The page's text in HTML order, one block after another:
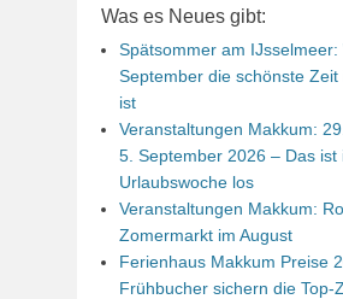
Was es Neues gibt:
Spätsommer am IJsselmeer:
September die schönste Zeit
ist
Veranstaltungen Makkum:
5. September 2026 – Das ist
Urlaubswoche los
Veranstaltungen Makkum:
Zomermarkt im August
Ferienhaus Makkum Preise
Frühbucher sichern die Top-